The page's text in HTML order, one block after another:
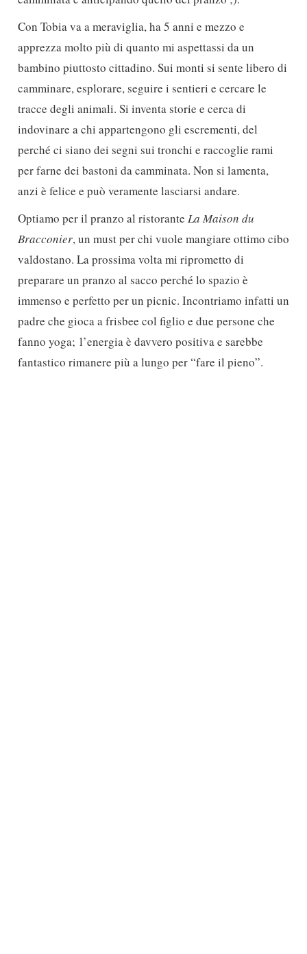
Con Tobia va a meraviglia, ha 5 anni e mezzo e
apprezza molto più di quanto mi aspettassi da un
bambino piuttosto cittadino. Sui monti si sente libero di
camminare, esplorare, seguire i sentieri e cercare le
tracce degli animali. Si inventa storie e cerca di
indovinare a chi appartengono gli escrementi, del
perché ci siano dei segni sui tronchi e raccoglie rami
per farne dei bastoni da camminata. Non si lamenta,
anzi è felice e può veramente lasciarsi andare.
Optiamo per il pranzo al ristorante La Maison du
Bracconier, un must per chi vuole mangiare ottimo cibo
valdostano. La prossima volta mi riprometto di
preparare un pranzo al sacco perché lo spazio è
immenso e perfetto per un picnic. Incontriamo infatti un
padre che gioca a frisbee col figlio e due persone che
fanno yoga; l’energia è davvero positiva e sarebbe
fantastico rimanere più a lungo per “fare il pieno”.